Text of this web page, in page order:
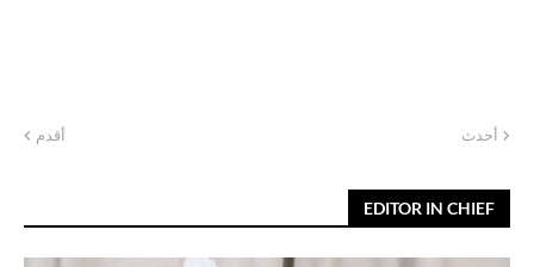
أحدث أقدم
EDITOR IN CHIEF